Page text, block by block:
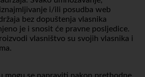
ispod grafike ili unutar prvog
Svako umnožavanje,
i/ili posudba web
bez dopuštenja vlasnika
je i snosit će pravne posljedice.
vlasništvo su svojih vlasnika i